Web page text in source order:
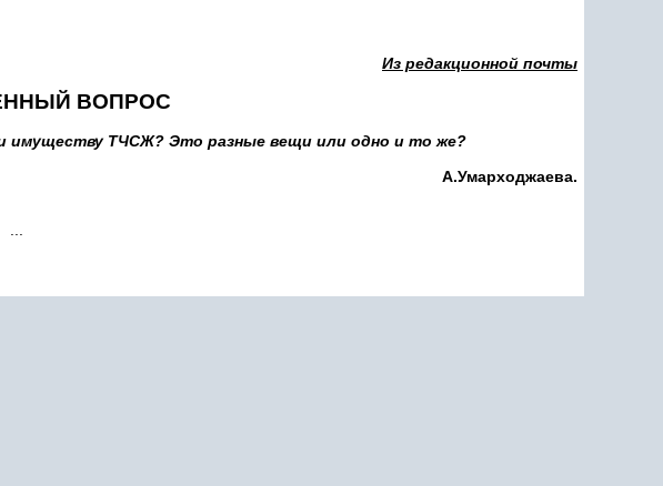
Из редакционной почты
ВОПРОС
имуществу ТЧСЖ? Это разные вещи или одно и то же?
А.Умарходжаева.